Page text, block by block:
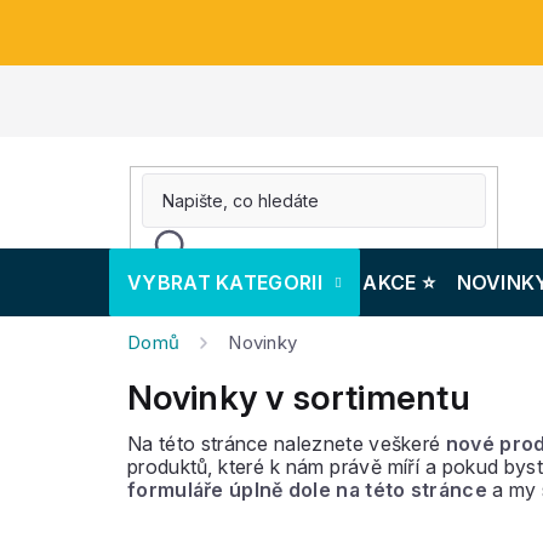
VYBRAT KATEGORII AKCE ⭐️
Domů Novinky
Novinky v sortimentu
Na této stránce naleznete veškeré nové
produktů, které k nám právě míří a pokud
formuláře úplně dole na této stránce a my